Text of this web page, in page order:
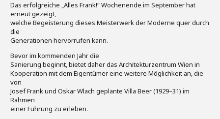
Das erfolgreiche „Alles Frank!“ Wochenende im September hat
erneut gezeigt,
welche Begeisterung dieses Meisterwerk der Moderne quer durch
die
Generationen hervorrufen kann.
Bevor im kommenden Jahr die
Sanierung beginnt, bietet daher das Architekturzentrum Wien in
Kooperation mit dem Eigentümer eine weitere Möglichkeit an, die
von
Josef Frank und Oskar Wlach geplante Villa Beer (1929–31) im
Rahmen
einer Führung zu erleben.